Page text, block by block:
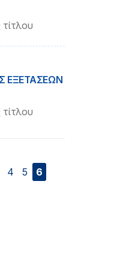
ΕΞΕΤΑΣΕΩΝ
4 5 6